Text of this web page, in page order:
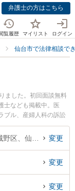
弁護士の方はこちら
覧履歴 マイリスト ログイン
仙台市で法律相談で
ました。初回面談無料
士なども掲載中。医
ブル、産婦人科の訴訟
弁護士法人リーガルプ
トスタンス 仙台事務所
介護事故のトラブル解
無料で介護事故を法律
お困りの相談者さんに
変更
変更
変更